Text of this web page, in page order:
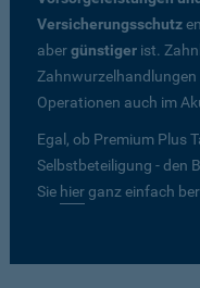
Versicherungsschutz
abergünstiger ist.
Operationen auch im
Egal, ob Premium Plus
Selbstbeteiligung - den
Sie hierganz einfach